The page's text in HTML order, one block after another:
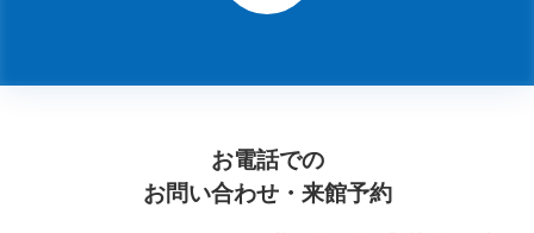
お電話での
お問い合わせ・来館予約